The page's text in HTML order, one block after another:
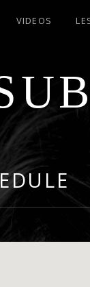
VIDEOS